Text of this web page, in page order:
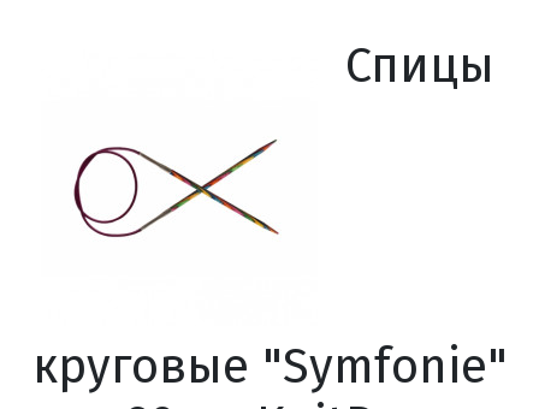
Спицы
круговые "Symfonie"